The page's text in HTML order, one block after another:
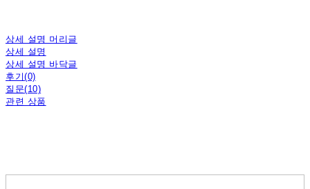
상세 설명 머리글
상세 설명
상세 설명 바닥글
후기(0)
질문(10)
관련 상품